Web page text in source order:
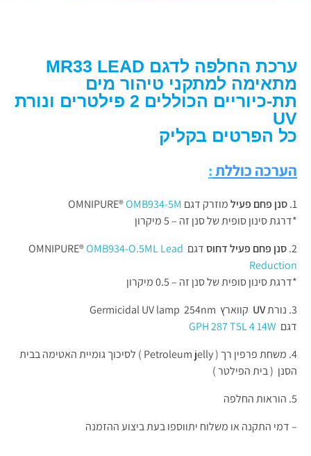
ערכת החלפה לדגם MR33 LEAD
מתאימה למתקני טיהור מים
תת-כיוריים הכוללים 2 פילטרים ונורת
UV
כל הפרטים בקליק
הערכה כוללת:
סנן פחם פעילמוזרק דגם OMNIPURE® OMB934-5M
*דרגת סינון סופית של סנן זה – 5 מיקרון
סנן פחם פעיל דחוסדגם OMNIPURE® OMB934-O.5ML Lead
Reduction
*דרגת סינון סופית של סנן זה – 0.5 מיקרון
נורתUV קווארץ Germicidal UV lamp 254nm
דגם GPH 287 T5L 4 14W
משחת פרפין רך ( Petroleum jelly ) לסיכוך גומיית האטימה בבית
הסנן ( בית הפילטר )
הוראות החלפה
– דמי התקנה או משלוח יתווספו בעת ביצוע ההזמנה